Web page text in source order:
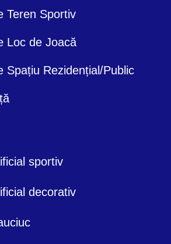
Teren Sportiv
Loc de Joacă
Spațiu Rezidențial/Public
sportiv
decorativ